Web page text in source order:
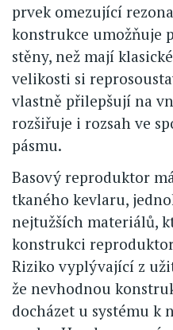
prvek omezující
konstrukce umožňuje
stěny, než mají
velikosti si
vlastně přilepšují na
rozšiřuje i rozsah ve
pásmu.
Basový reproduktor
tkaného kevlaru,
nejtužších materiálů,
konstrukci
Riziko vyplývající z
že nevhodnou
docházet u systému k